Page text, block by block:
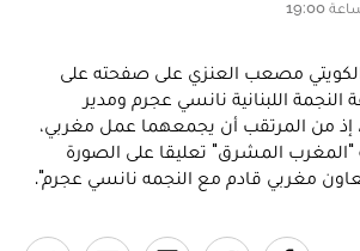
مصعب العنزي على صفحته على
اللبنانية نانسي عجرم ومدير
إذ من المرتقب أن يجمعهما عمل مغربي،
المشرق" تعليقا على الصورة
مغربي قادم مع النجمه نانسي عجرم".